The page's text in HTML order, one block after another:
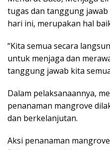
tugas dan tanggung
hari ini, merupakan hal
“Kita semua secara
untuk menjaga dan
tanggung jawab kita
Dalam pelaksanaannya,
penanaman mangrove
dan berkelanjutan.
Aksi penanaman